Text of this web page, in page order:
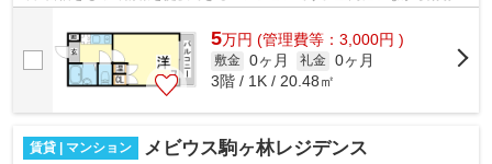
の暖かさを感じられる、魅力的な物件で...
5万円 (管理費等：3,000円 )
敷金 0ヶ月 礼金 0ヶ月
3階 / 1K / 20.48㎡
賃貸 | マンション メビウス駒ヶ林レジデンス